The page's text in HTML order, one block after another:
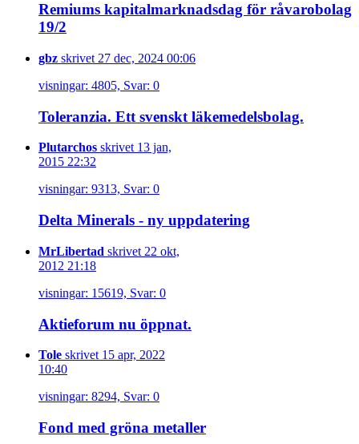
Remiums kapitalmarknadsdag för råvarobolag
19/2
gbz skrivet 27 dec, 2024 00:06
visningar: 4805, Svar: 0
Toleranzia. Ett svenskt läkemedelsbolag.
Plutarchos skrivet 13 jan,
2015 22:32
visningar: 9313, Svar: 0
Delta Minerals - ny uppdatering
MrLibertad skrivet 22 okt,
2012 21:18
visningar: 15619, Svar: 0
Aktieforum nu öppnat.
Tole skrivet 15 apr, 2022
10:40
visningar: 8294, Svar: 0
Fond med gröna metaller